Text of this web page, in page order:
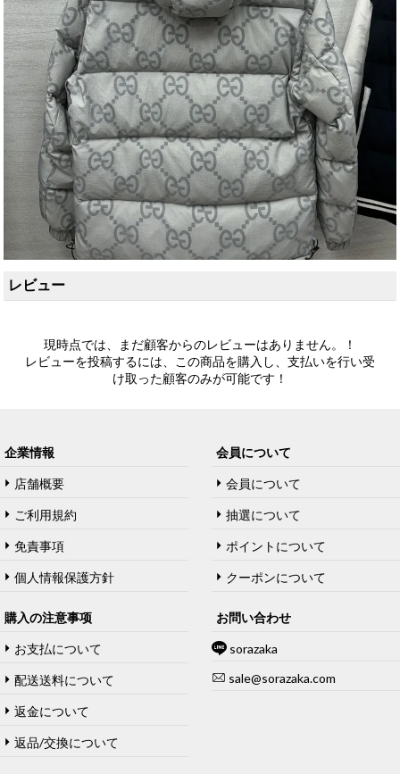
レビュー
現時点では、まだ顧客からのレビューはありません。！
レビューを投稿するには、この商品を購入し、支払いを行い受
け取った顧客のみが可能です！
企業情報
店舗概要
ご利用規約
免責事項
個人情報保護方針
会員について
会員について
抽選について
ポイントについて
クーポンについて
購入の注意事项
お支払について
配送送料について
返金について
返品/交換について
お問い合わせ
sorazaka
sale@sorazaka.com